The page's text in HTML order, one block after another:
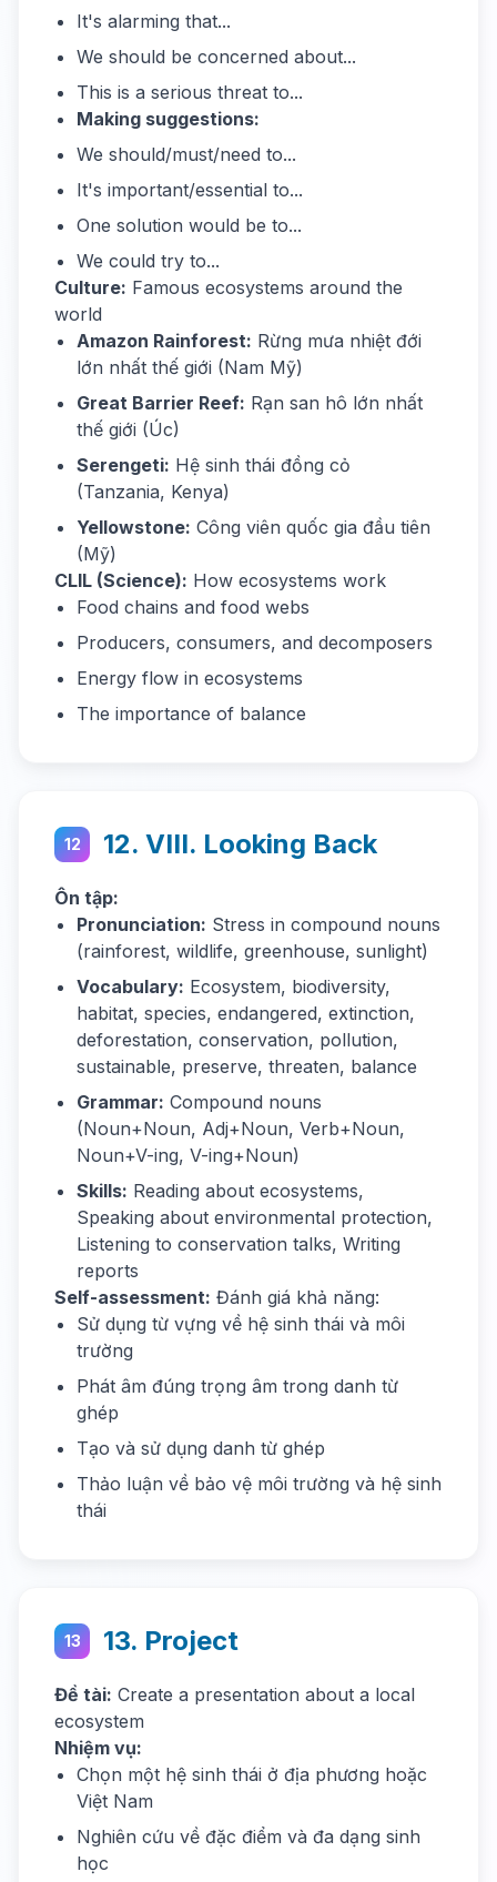
It's alarming that...
We should be concerned about...
This is a serious threat to...
Making suggestions:
We should/must/need to...
It's important/essential to...
One solution would be to...
We could try to...
Culture: Famous ecosystems around the
world
Amazon Rainforest: Rừng mưa nhiệt đới
lớn nhất thế giới (Nam Mỹ)
Great Barrier Reef: Rạn san hô lớn nhất
thế giới (Úc)
Serengeti: Hệ sinh thái đồng cỏ
(Tanzania, Kenya)
Yellowstone: Công viên quốc gia đầu tiên
(Mỹ)
CLIL (Science): How ecosystems work
Food chains and food webs
Producers, consumers, and decomposers
Energy flow in ecosystems
The importance of balance
12 12. VIII. Looking Back
Ôn tập:
Pronunciation: Stress in compound nouns
(rainforest, wildlife, greenhouse, sunlight)
Vocabulary: Ecosystem, biodiversity,
habitat, species, endangered, extinction,
deforestation, conservation, pollution,
sustainable, preserve, threaten, balance
Grammar: Compound nouns
(Noun+Noun, Adj+Noun, Verb+Noun,
Noun+V-ing, V-ing+Noun)
Skills: Reading about ecosystems,
Speaking about environmental protection,
Listening to conservation talks, Writing
reports
Self-assessment: Đánh giá khả năng:
Sử dụng từ vựng về hệ sinh thái và môi
trường
Phát âm đúng trọng âm trong danh từ
ghép
Tạo và sử dụng danh từ ghép
Thảo luận về bảo vệ môi trường và hệ sinh
thái
13 13. Project
Đề tài: Create a presentation about a local
ecosystem
Nhiệm vụ:
Chọn một hệ sinh thái ở địa phương hoặc
Việt Nam
Nghiên cứu về đặc điểm và đa dạng sinh
học